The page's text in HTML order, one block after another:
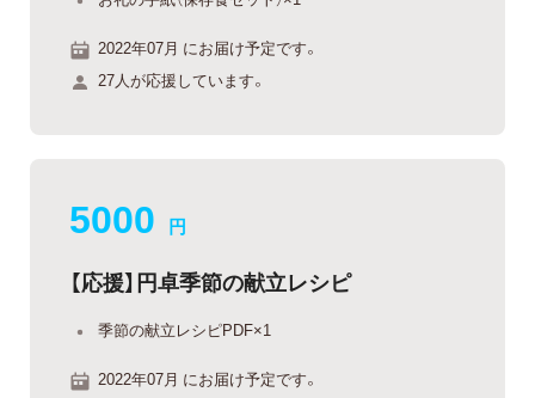
2022年07月 にお届け予定です。
27人が応援しています。
5000 円
【応援】円卓季節の献立レシピ
季節の献立レシピPDF×1
2022年07月 にお届け予定です。